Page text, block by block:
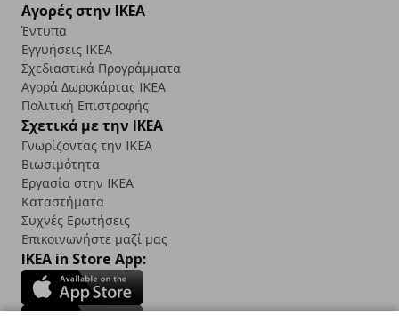
Αγορές στην IKEA
Έντυπα
Εγγυήσεις IKEA
Σχεδιαστικά Προγράμματα
Αγορά Δωρoκάρτας IKEA
Πολιτική Επιστροφής
Σχετικά με την IKEA
Γνωρίζοντας την IKEA
Βιωσιμότητα
Εργασία στην IKEA
Καταστήματα
Συχνές Ερωτήσεις
Επικοινωνήστε μαζί μας
IKEA in Store App: